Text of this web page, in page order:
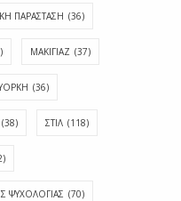
ΠΑΡΑΣΤΑΣΗ (36)
ΜΑΚΙΓΙΑΖ (37)
(36)
(38) ΣΤΙΛ (118)
ΨΥΧΟΛΟΓΙΑΣ (70)